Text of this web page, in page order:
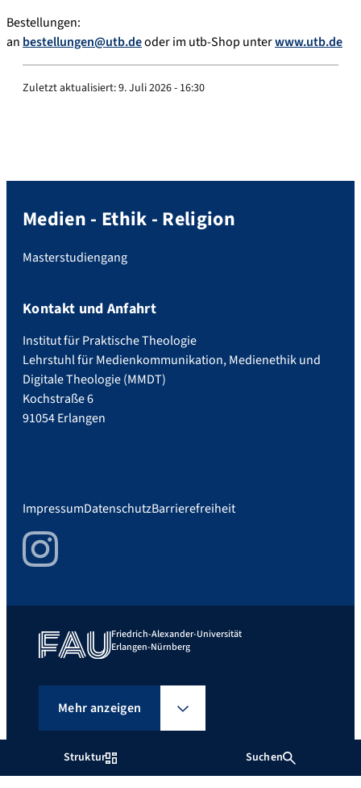
Struktur Suchen
Bestellungen:
an bestellungen@utb.deoder im utb-Shop unterwww.utb.de
Zuletzt aktualisiert:9. Juli 2026 - 16:30
Medien - Ethik - Religion
Masterstudiengang
Kontakt und Anfahrt
Institut für Praktische Theologie
Lehrstuhl für Medienkommunikation, Medienethik und
Digitale Theologie (MMDT)
Kochstraße 6
91054 Erlangen
ImpressumDatenschutzBarrierefreiheit
Instagram
Friedrich-Alexander-Universität
Erlangen-Nürnberg
Mehr anzeigen